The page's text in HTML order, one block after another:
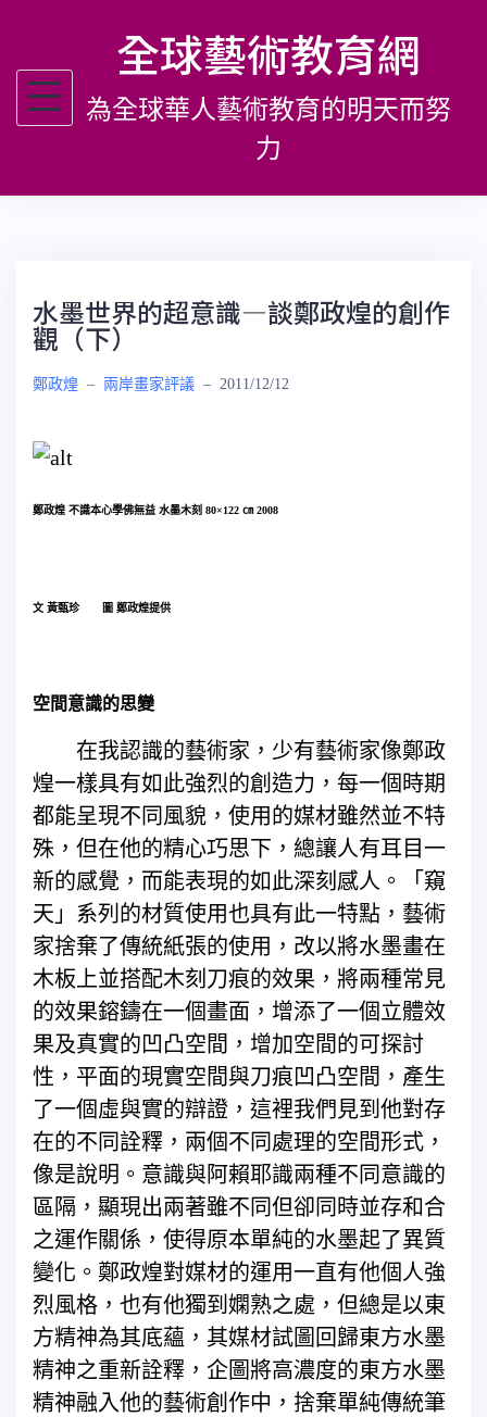
主
全球藝術教育網
為全球華人藝術教育的明天而努
力
水墨世界的超意識—談鄭政煌的創作
觀（下）
鄭政煌 – 兩岸畫家評議 – 2011/12/12
鄭政煌 不識本心學佛無益 水墨木刻 80×122 ㎝ 2008
文 黃甄珍 圖 鄭政煌提供
空間意識的思變
在我認識的藝術家，少有藝術家像鄭政
煌一樣具有如此強烈的創造力，每一個時期
都能呈現不同風貌，使用的媒材雖然並不特
殊，但在他的精心巧思下，總讓人有耳目一
新的感覺，而能表現的如此深刻感人。「窺
天」系列的材質使用也具有此一特點，藝術
家捨棄了傳統紙張的使用，改以將水墨畫在
木板上並搭配木刻刀痕的效果，將兩種常見
的效果鎔鑄在一個畫面，增添了一個立體效
果及真實的凹凸空間，增加空間的可探討
性，平面的現實空間與刀痕凹凸空間，產生
了一個虛與實的辯證，這裡我們見到他對存
在的不同詮釋，兩個不同處理的空間形式，
像是說明。意識與阿賴耶識兩種不同意識的
區隔，顯現出兩著雖不同但卻同時並存和合
之運作關係，使得原本單純的水墨起了異質
變化。鄭政煌對媒材的運用一直有他個人強
烈風格，也有他獨到嫻熟之處，但總是以東
方精神為其底蘊，其媒材試圖回歸東方水墨
精神之重新詮釋，企圖將高濃度的東方水墨
精神融入他的藝術創作中，捨棄單純傳統筆